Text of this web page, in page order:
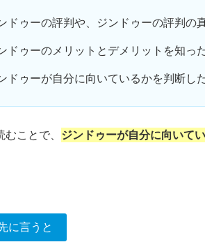
ドゥーの評判や、ジンドゥーの評判の
ドゥーのメリットとデメリットを知っ
ドゥーが自分に向いているかを判断し
ことで、 ジンドゥーが自分に向いて
に言うと